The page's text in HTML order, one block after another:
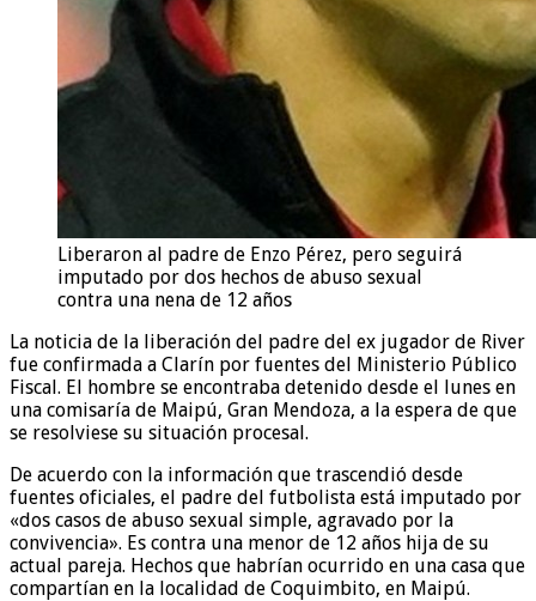
Liberaron al padre de Enzo Pérez, pero seguirá
imputado por dos hechos de abuso sexual
contra una nena de 12 años
La noticia de la liberación del padre del ex jugador de River
fue confirmada a Clarín por fuentes del Ministerio Público
Fiscal. El hombre se encontraba detenido desde el lunes en
una comisaría de Maipú, Gran Mendoza, a la espera de que
se resolviese su situación procesal.
De acuerdo con la información que trascendió desde
fuentes oficiales, el padre del futbolista está imputado por
«dos casos de abuso sexual simple, agravado por la
convivencia». Es contra una menor de 12 años hija de su
actual pareja. Hechos que habrían ocurrido en una casa que
compartían en la localidad de Coquimbito, en Maipú.